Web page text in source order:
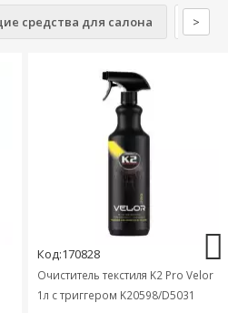
средства для салона >
Код:170828
Очиститель текстиля K2 Pro Velor
1л с триггером K20598/D5031